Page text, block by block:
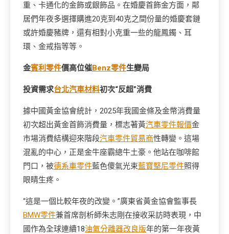
重、卡通化的金飾或銀飾品。在婚慶首飾金方面，鄰
居們年夜多選擇購進20克到40克之間份量的婚慶套鏈
或許婚慶豬牌，還有相對小克重一些的龍鳳鐲、耳
環、金戒指等等。
金賓利零件價高位催Benz零件生變局
投資需求台北汽車材料初次“反超”消費
據中國黃金協會統計，2025年我國金條及金幣消費量
初次超出黃金首飾消費量，標志著黃汽車零件報價金
市場消費結構迎來階段汽車零件貿易商性轉變。這場
混亂的中心，正是金牛座霸總牛土豪。他站在咖啡館
門口，被德系車零件藍色傻氣光束藍寶堅尼零件照得
眼睛生疼。
“這是一個比較年夜的改變。”廣東省黃金協會監事長
BMW零件兼首席剖析師朱志剛在接收采訪時表現，中
國作為全球連續18油氣分離器改良版年的第一年夜黃